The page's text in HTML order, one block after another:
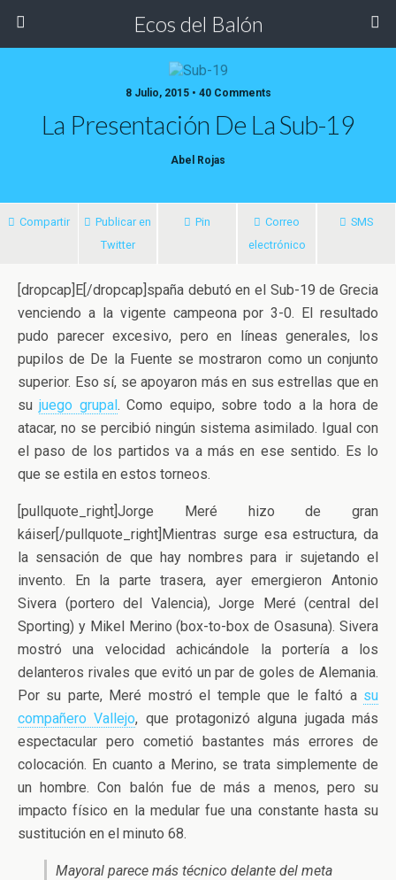
Ecos del Balón
8 Julio, 2015 • 40 Comments
La Presentación De La Sub-19
Abel Rojas
Compartir
Publicar en
Twitter
Pin
Correo
electrónico
SMS
[dropcap]E[/dropcap]spaña debutó en el Sub-19 de Grecia
venciendo a la vigente campeona por 3-0. El resultado
pudo parecer excesivo, pero en líneas generales, los
pupilos de De la Fuente se mostraron como un conjunto
superior. Eso sí, se apoyaron más en sus estrellas que en
sujuego grupal. Como equipo, sobre todo a la hora de
atacar, no se percibió ningún sistema asimilado. Igual con
el paso de los partidos va a más en ese sentido. Es lo
que se estila en estos torneos.
[pullquote_right]Jorge Meré hizo de gran
káiser[/pullquote_right]Mientras surge esa estructura, da
la sensación de que hay nombres para ir sujetando el
invento. En la parte trasera, ayer emergieron Antonio
Sivera (portero del Valencia), Jorge Meré (central del
Sporting) y Mikel Merino (box-to-box de Osasuna). Sivera
mostró una velocidad achicándole la portería a los
delanteros rivales que evitó un par de goles de Alemania.
Por su parte, Meré mostró el temple que le faltó a su
compañero Vallejo, que protagonizó alguna jugada más
espectacular pero cometió bastantes más errores de
colocación. En cuanto a Merino, se trata simplemente de
un hombre. Con balón fue de más a menos, pero su
impacto físico en la medular fue una constante hasta su
sustitución en el minuto 68.
Mayoral parece más técnico delante del meta